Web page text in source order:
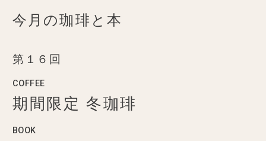
今月の珈琲と本
第１６回
COFFEE
期間限定 冬珈琲
BOOK